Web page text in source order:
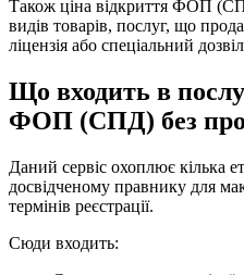
прописки.
Також ціна відкриття ФОП
ліцензія або спеціальний
Що входить в
ФОП (СПД) без
Даний сервіс охоплює кілька
термінів реєстрації.